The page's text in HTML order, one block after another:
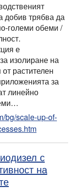
добив трябва да
големи обеми /
е
изолиране на
растителен
за
линейно
bg/scale-up-of-
с
на